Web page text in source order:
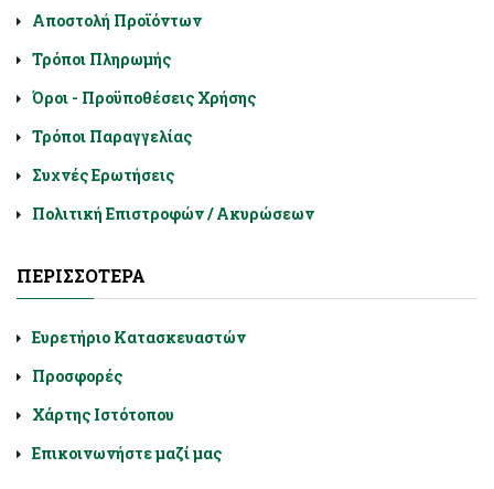
Αποστολή Προϊόντων
Τρόποι Πληρωμής
Όροι - Προϋποθέσεις Χρήσης
Τρόποι Παραγγελίας
Συχνές Ερωτήσεις
Πολιτική Επιστροφών / Ακυρώσεων
ΠΕΡΙΣΣΌΤΕΡΑ
Ευρετήριο Κατασκευαστών
Προσφορές
Χάρτης Ιστότοπου
Επικοινωνήστε μαζί μας